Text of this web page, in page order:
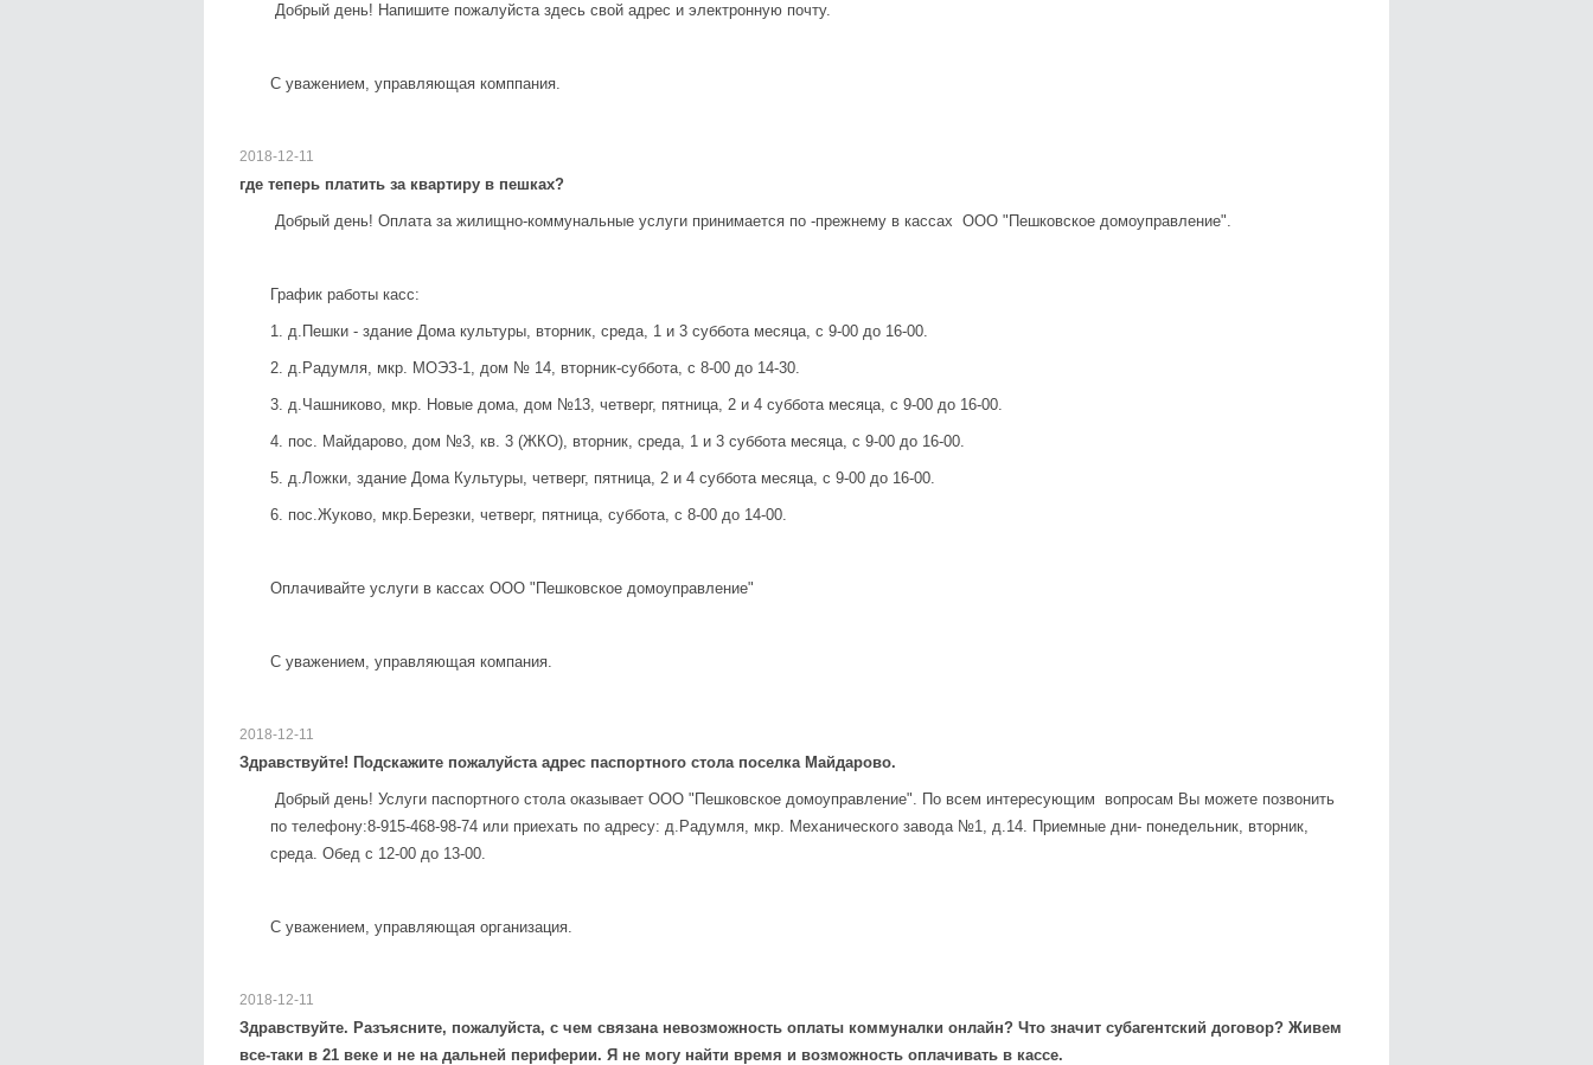
Добрый день! Напишите пожалуйста здесь свой адрес и электронную почту.
С уважением, управляющая комппания.
2018-12-11
где теперь платить за квартиру в пешках?
Добрый день! Оплата за жилищно-коммунальные услуги принимается по -прежнему в кассах ООО "Пешковское домоуправление".
График работы касс:
1. д.Пешки - здание Дома культуры, вторник, среда, 1 и 3 суббота месяца, с 9-00 до 16-00.
2. д.Радумля, мкр. МОЭЗ-1, дом № 14, вторник-суббота, с 8-00 до 14-30.
3. д.Чашниково, мкр. Новые дома, дом №13, четверг, пятница, 2 и 4 суббота месяца, с 9-00 до 16-00.
4. пос. Майдарово, дом №3, кв. 3 (ЖКО), вторник, среда, 1 и 3 суббота месяца, с 9-00 до 16-00.
5. д.Ложки, здание Дома Культуры, четверг, пятница, 2 и 4 суббота месяца, с 9-00 до 16-00.
6. пос.Жуково, мкр.Березки, четверг, пятница, суббота, с 8-00 до 14-00.
Оплачивайте услуги в кассах ООО "Пешковское домоуправление"
С уважением, управляющая компания.
2018-12-11
Здравствуйте! Подскажите пожалуйста адрес паспортного стола поселка Майдарово.
Добрый день! Услуги паспортного стола оказывает ООО "Пешковское домоуправление". По всем интересующим вопросам Вы можете позвонить
по телефону:8-915-468-98-74 или приехать по адресу: д.Радумля, мкр. Механического завода №1, д.14. Приемные дни- понедельник, вторник,
среда. Обед с 12-00 до 13-00.
С уважением, управляющая организация.
2018-12-11
Здравствуйте. Разъясните, пожалуйста, с чем связана невозможность оплаты коммуналки онлайн? Что значит субагентский договор? Живем
все-таки в 21 веке и не на дальней периферии. Я не могу найти время и возможность оплачивать в кассе.